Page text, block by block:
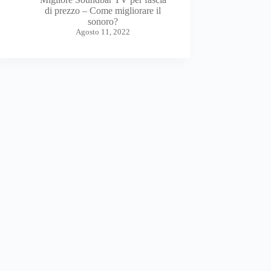
di prezzo – Come migliorare il
sonoro?
Agosto 11, 2022